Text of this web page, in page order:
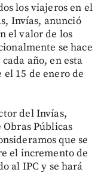
los viajeros en el
Invías, anunció
el valor de los
se hace
año, en esta
el 15 de enero de
del Invías,
Públicas
que se
el incremento de
al IPC y se hará